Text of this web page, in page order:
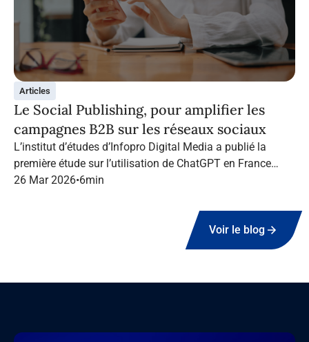
Articles
Le Social Publishing, pour amplifier les
campagnes B2B sur les réseaux sociaux
L’institut d’études d’Infopro Digital Media a publié la
première étude sur l’utilisation de ChatGPT en France
dans le marketing B2B.
26 Mar 2026•6min
Voir le blog